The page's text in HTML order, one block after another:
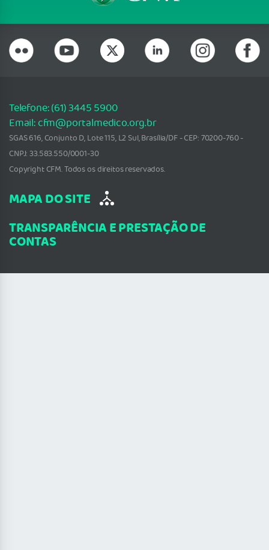
Telefone: (61) 3445 5900
Email: cfm@portalmedico.org.br
SGAS 616, Conjunto D, Lote 115, L2 Sul, Brasília/DF - CEP: 70200-760 -
CNPJ: 33.583.550/0001-30
Copyright CFM. Todos os direitos reservados.
MAPA DO SITE
TRANSPARÊNCIA E PRESTAÇÃO DE
CONTAS